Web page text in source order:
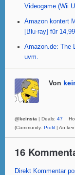
Videogame (Wii
Amazon kontert
[Blu-ray] für
Amazon.de: The
uvm.
Von
@keinsta | Deals: 47
(Community: Profil | An
16
Direkt Kommentar